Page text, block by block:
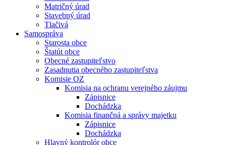
Matričný úrad
Stavebný úrad
Tlačivá
Samospráva
Starosta obce
Štatút obce
Obecné zastupiteľstvo
Zasadnutia obecného zastupiteľstva
Komisie OZ
Komisia na ochranu verejného záujmu
Zápisnice
Dochádzka
Komisia finančná a správy majetku
Zápisnice
Dochádzka
Hlavný kontrolór obce